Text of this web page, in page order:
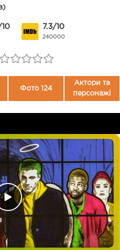
7.3/10
240000
Фото 124
Актори та
персонажі